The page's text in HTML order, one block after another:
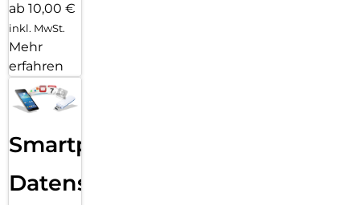
ab 10,00 €
inkl. MwSt.
Mehr
erfahren
Smartphone
Datensicherung